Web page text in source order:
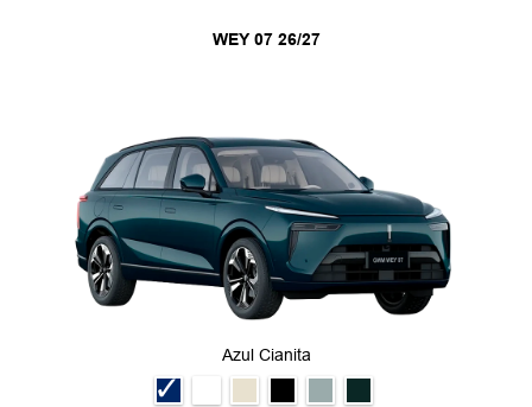
WEY 07 26/27
Azul Cianita